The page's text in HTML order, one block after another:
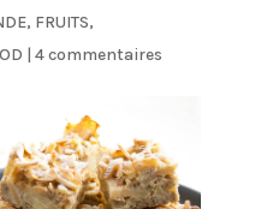
, FRUITS,
| 4 commentaires